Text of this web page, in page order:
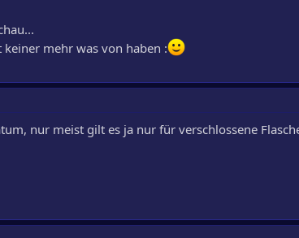
mehr was von haben :
nur meist gilt es ja nur für verschlossene